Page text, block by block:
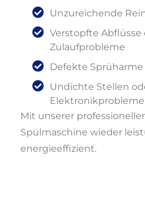
Unzureichende
Verstopfte Abflüsse
Zulaufprobleme
Defekte
Undichte Stellen
Elektronikprobleme
Mit unserer
Spülmaschine wieder
energieeffizient.